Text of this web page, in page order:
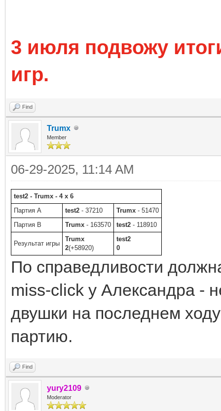
3 июля подвожу
игр.
Find
Trumx
Member
06-29-2025, 11:14 AM
test2 - Trumx - 4 x 6
Партия A
test2 - 37210 Trumx - 51470
Партия B
Trumx - 163570 test2 - 118910
Результат игры
Trumx
2(+58920)
test2
0
По справедливости
miss-click у Александра -
двушки на последнем
партию.
Find
yury2109
Moderator